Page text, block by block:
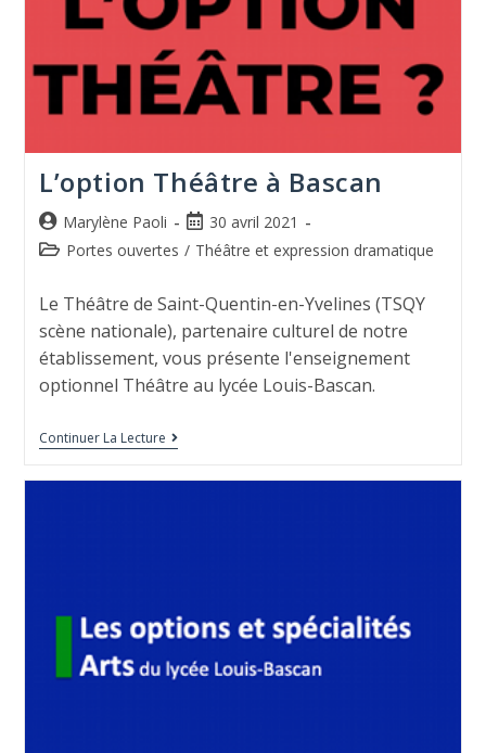
L’option Théâtre à Bascan
Marylène Paoli
30 avril 2021
Portes ouvertes / Théâtre et expression dramatique
Le Théâtre de Saint-Quentin-en-Yvelines (TSQY
scène nationale), partenaire culturel de notre
établissement, vous présente l'enseignement
optionnel Théâtre au lycée Louis-Bascan.
Continuer La Lecture